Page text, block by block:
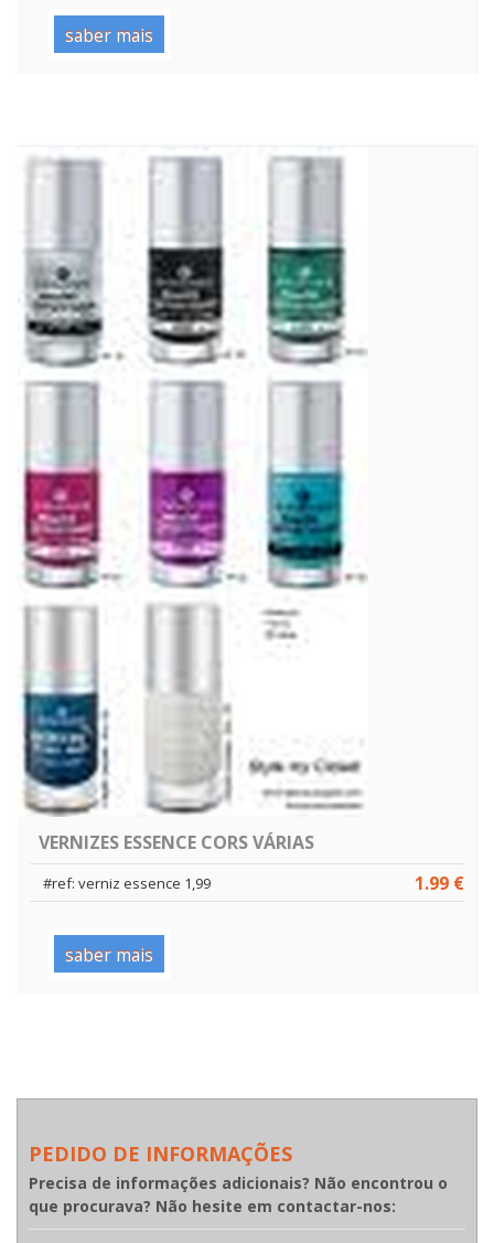
saber mais
VERNIZES ESSENCE CORS VÁRIAS
1.99 €
#ref: verniz essence 1,99
saber mais
PEDIDO DE INFORMAÇÕES
Precisa de informações adicionais? Não encontrou o
que procurava? Não hesite em contactar-nos: